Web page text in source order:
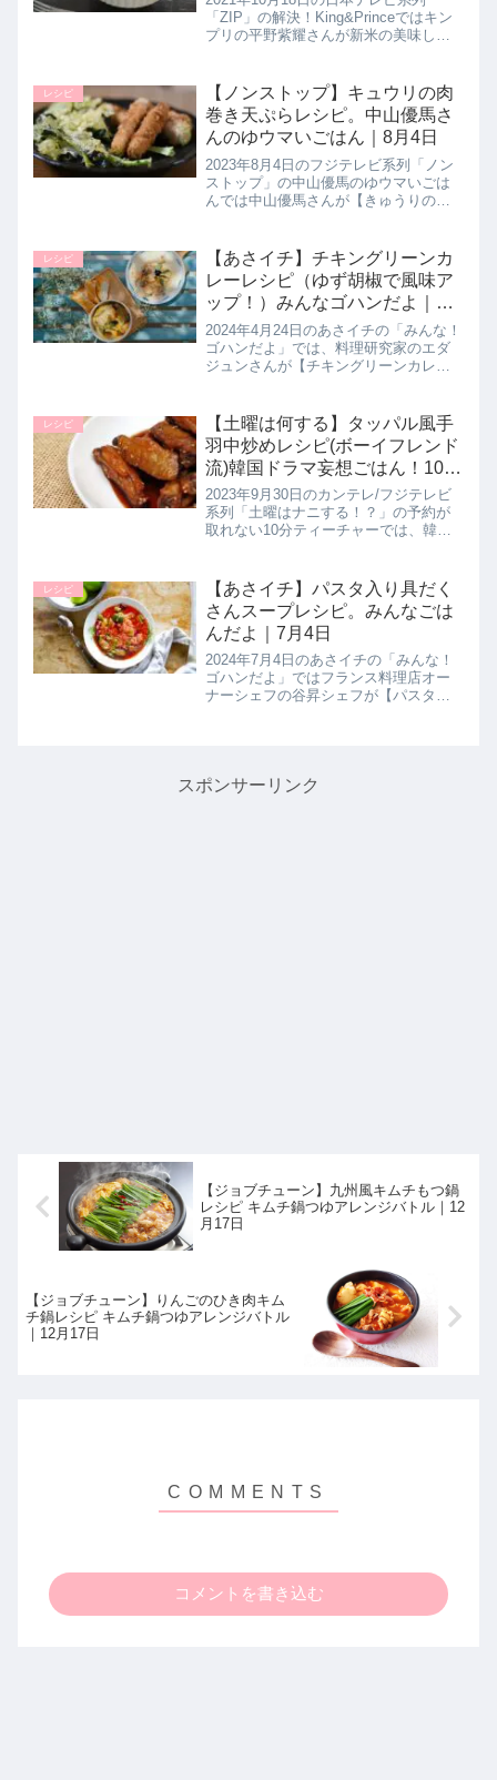
「ZIP」の解決！King&Princeではキン
プリの平野紫耀さんが新米の美味しい
戦していたので詳しく紹介します。わ
ざわざ買いに行かなく...
レシピ
【ノンストップ】キュウリの肉
巻き天ぷらレシピ。中山優馬さ
んのゆウマいごはん｜8月4日
2023年8月4日のフジテレビ系列「ノン
ストップ」の中山優馬のゆウマいごは
んでは中山優馬さんが【きゅうりの肉
肉で巻いてボリューム満点の天ぷら
に！シャキシャキ食感のきゅうりと...
レシピ
【あさイチ】チキングリーンカ
レーレシピ（ゆず胡椒で風味ア
ップ！）みんなゴハンだよ｜4
月24日
2024年4月24日のあさイチの「みんな！
ゴハンだよ」では、料理研究家のエダ
ジュンさんが【チキングリーンカレ
たグリーンカレーレシピ。通常のグリ
ーンカレーはグリーンカレーペー...
レシピ
【土曜は何する】タッパル風手
羽中炒めレシピ(ボーイフレンド
流)韓国ドラマ妄想ごはん！10分
ティーチャー｜9月30日
2023年9月30日のカンテレ/フジテレビ
系列「土曜はナニする！？」の予約が
取れない10分ティーチャーでは、韓国
メを完全再現！韓国ドラマ妄想ごはん
レシピ【ボーイフレンド流！...
レシピ
【あさイチ】パスタ入り具だく
さんスープレシピ。みんなごは
んだよ｜7月4日
2024年7月4日のあさイチの「みんな！
ゴハンだよ」ではフランス料理店オー
ナーシェフの谷昇シェフが【パスタ入
スポンサーリンク
【ジョブチューン】九州風キムチもつ鍋
レシピ キムチ鍋つゆアレンジバトル｜12
月17日
【ジョブチューン】りんごのひき肉キム
チ鍋レシピ キムチ鍋つゆアレンジバトル
｜12月17日
コメントを書き込む